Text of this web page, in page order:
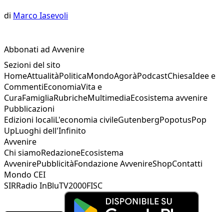
di Marco Iasevoli
Abbonati ad Avvenire
Sezioni del sito
HomeAttualitàPoliticaMondoAgoràPodcastChiesaIdee e
CommentiEconomiaVita e
CuraFamigliaRubricheMultimediaEcosistema avvenire
Pubblicazioni
Edizioni localiL'economia civileGutenbergPopotusPop
UpLuoghi dell'Infinito
Avvenire
Chi siamoRedazioneEcosistema
AvvenirePubblicitàFondazione AvvenireShopContatti
Mondo CEI
SIRRadio InBluTV2000FISC